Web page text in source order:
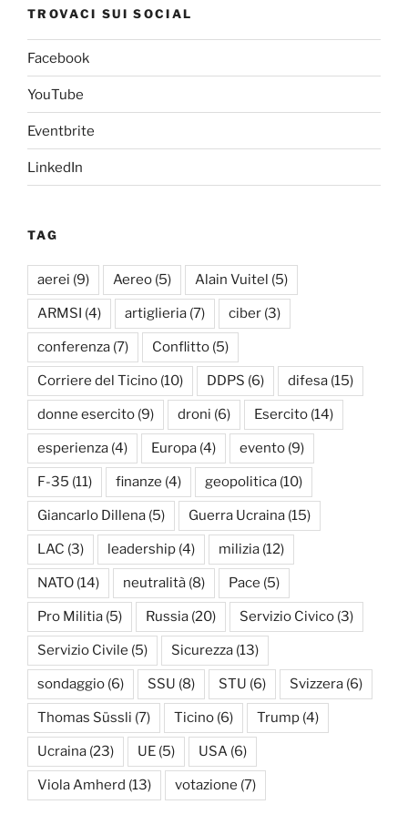
TROVACI SUI SOCIAL
Facebook
YouTube
Eventbrite
LinkedIn
TAG
aerei (9) Aereo (5) Alain Vuitel (5)
ARMSI (4) artiglieria (7) ciber (3)
conferenza (7) Conflitto (5)
Corriere del Ticino (10) DDPS (6) difesa (15)
donne esercito (9) droni (6) Esercito (14)
esperienza (4) Europa (4) evento (9)
F-35 (11) finanze (4) geopolitica (10)
Giancarlo Dillena (5) Guerra Ucraina (15)
LAC (3) leadership (4) milizia (12)
NATO (14) neutralità (8) Pace (5)
Pro Militia (5) Russia (20) Servizio Civico (3)
Servizio Civile (5) Sicurezza (13)
sondaggio (6) SSU (8) STU (6) Svizzera (6)
Thomas Süssli (7) Ticino (6) Trump (4)
Ucraina (23) UE (5) USA (6)
Viola Amherd (13) votazione (7)